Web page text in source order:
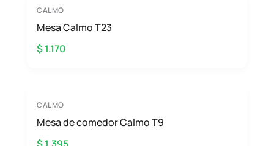
CALMO
Mesa Calmo T23
$ 1.170
CALMO
Mesa de comedor Calmo T9